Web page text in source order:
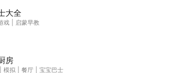
大全
戏
启蒙早教
房
模拟 餐厅
宝宝巴士